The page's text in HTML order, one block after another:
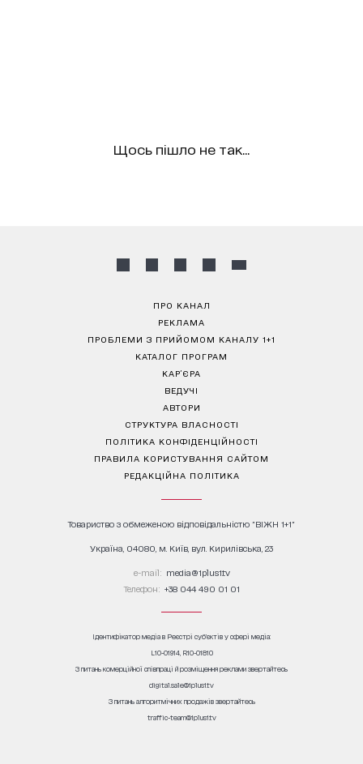
Щось пішло не так...
ПРО КАНАЛ
РЕКЛАМА
ПРОБЛЕМИ З ПРИЙОМОМ КАНАЛУ 1+1
КАТАЛОГ ПРОГРАМ
КАР’ЄРА
ВЕДУЧІ
АВТОРИ
СТРУКТУРА ВЛАСНОСТІ
ПОЛІТИКА КОНФІДЕНЦІЙНОСТІ
ПРАВИЛА КОРИСТУВАННЯ САЙТОМ
РЕДАКЦІЙНА ПОЛІТИКА
Товариство з обмеженою відповідальністю "ВІЖН 1+1"
Україна, 04080, м. Київ, вул. Кирилівська, 23
е-mail: media@1plus1.tv
Телефон: +38 044 490 01 01
Ідентифікатор медіа в Реєстрі суб’єктів у сфері медіа:
L10-01914, R10-01810
З питань комерційної співпраці й розміщення реклами звертайтесь
digital.sale@1plus1.tv
З питань алгоритмічних продажів звертайтесь
traffic-team@1plus1.tv